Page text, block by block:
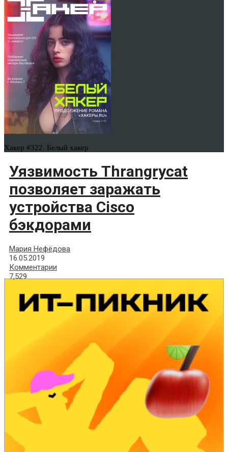
Хакер #322. Белый хакер
Уязвимость Thrangrycat
позволяет заражать
устройства Cisco
бэкдорами
Мария Нефёдова
16.05.2019
Комментарии
7,529